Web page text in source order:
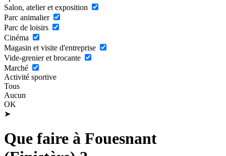
Salon, atelier et exposition
Parc animalier
Parc de loisirs
Cinéma
Magasin et visite d'entreprise
Vide-grenier et brocante
Marché
Activité sportive
Tous
Aucun
OK
➤
Que faire à Fouesnant